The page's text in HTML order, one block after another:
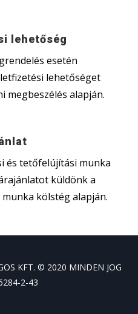
lehetőség
esetén
lehetőséget
megbeszélés alapján.
és tetőfelújítási munka
küldönk a
kölstég alapján.
KFT. © 2020 MINDEN JOG
2-43